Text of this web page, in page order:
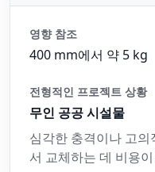
영향 참조
400 mm에서 약 5 kg
전형적인 프로젝트 상황
무인 공공 시설물
심각한 충격이나 고
서 교체하는 데 비용